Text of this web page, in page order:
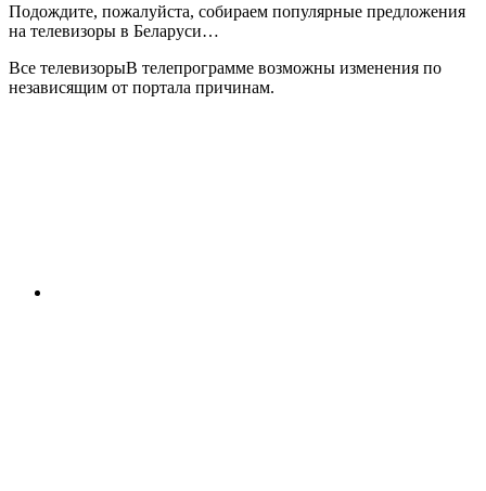
Подождите, пожалуйста, собираем популярные предложения
на телевизоры в Беларуси…
Все телевизорыВ телепрограмме возможны изменения по
независящим от портала причинам.